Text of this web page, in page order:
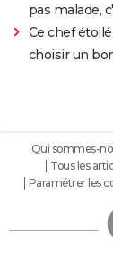
pas malade,
Ce chef
choisir un
Qui sommes-
Tous les
Paramétrer les